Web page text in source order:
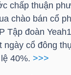
chấp thuận
chào bán cổ
Tập đoàn
ngày cổ đông
40%. >>>